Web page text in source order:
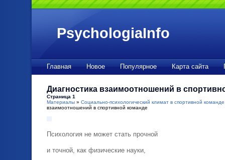
PsychologiaInfo
Главная Новое Популярное Карта сайта
Диагностика взаимоотношений в
Страница 1
Материалы» Социально-психологический климат в спортивной команде
взаимоотношений в спортивной команде
Психология не может стать прочной
и точной, как физические науки,